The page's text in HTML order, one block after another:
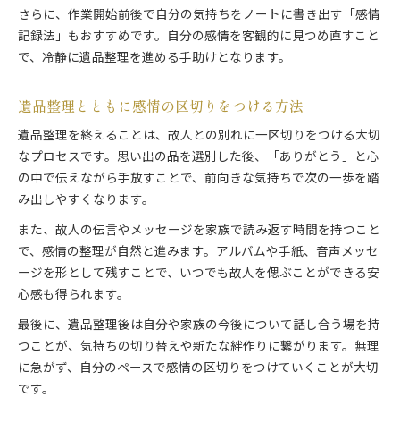
さらに、作業開始前後で自分の気持ちをノートに書き出す「感情
記録法」もおすすめです。自分の感情を客観的に見つめ直すこと
で、冷静に遺品整理を進める手助けとなります。
遺品整理とともに感情の区切りをつける方法
遺品整理を終えることは、故人との別れに一区切りをつける大切
なプロセスです。思い出の品を選別した後、「ありがとう」と心
の中で伝えながら手放すことで、前向きな気持ちで次の一歩を踏
み出しやすくなります。
また、故人の伝言やメッセージを家族で読み返す時間を持つこと
で、感情の整理が自然と進みます。アルバムや手紙、音声メッセ
ージを形として残すことで、いつでも故人を偲ぶことができる安
心感も得られます。
最後に、遺品整理後は自分や家族の今後について話し合う場を持
つことが、気持ちの切り替えや新たな絆作りに繋がります。無理
に急がず、自分のペースで感情の区切りをつけていくことが大切
です。